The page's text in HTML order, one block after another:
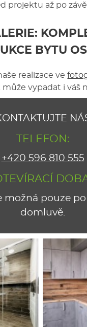
projektu až po
BYTU
realizace ve
může vypadat i váš
TELEFON:
+420 596 810 555
možná pouze
domluvě.